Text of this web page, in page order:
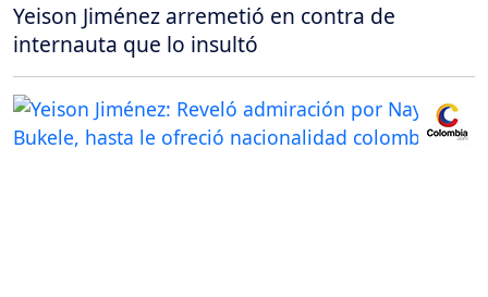
Yeison Jiménez arremetió en contra de
internauta que lo insultó